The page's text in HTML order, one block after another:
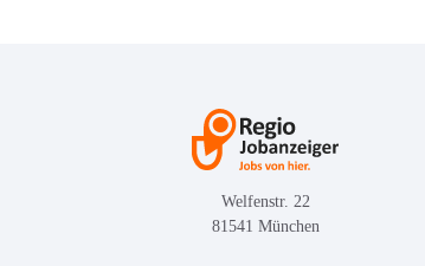
Welfenstr. 22
81541 München